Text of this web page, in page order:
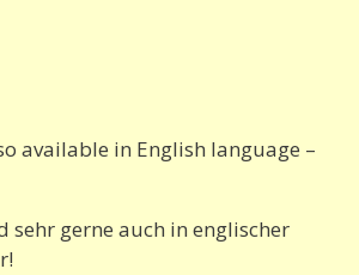
available in English language –
sehr gerne auch in englischer